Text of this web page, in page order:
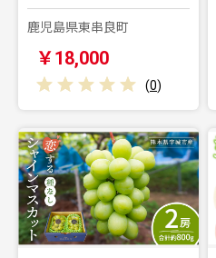
鹿児島県東串良町
￥18,000
(0)